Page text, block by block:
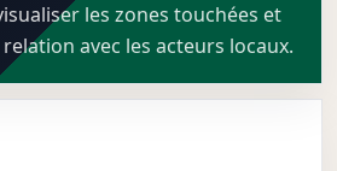
les zones touchées et
avec les acteurs locaux.